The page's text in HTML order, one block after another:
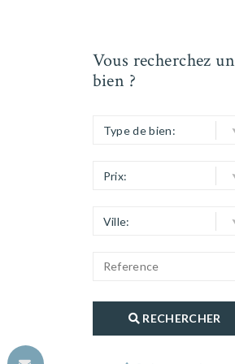
Vous recherchez un
bien ?
Type de bien:
Prix:
Ville:
RECHERCHER